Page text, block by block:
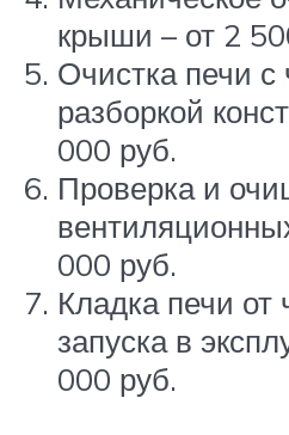
крыши – от 2
Очистка печи с
разборкой
000 руб.
Проверка и
000 руб.
Кладка печи от
запуска в
000 руб.